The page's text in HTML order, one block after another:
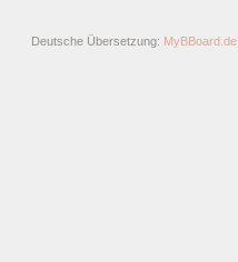
Deutsche Übersetzung: MyBBoard.de